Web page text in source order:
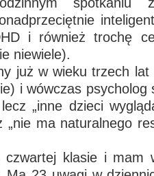
i również trochę
niewiele).
już w wieku trzech
i wówczas psycholog
„inne dzieci
„nie ma naturalnego
klasie i mam